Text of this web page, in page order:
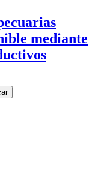
mediante